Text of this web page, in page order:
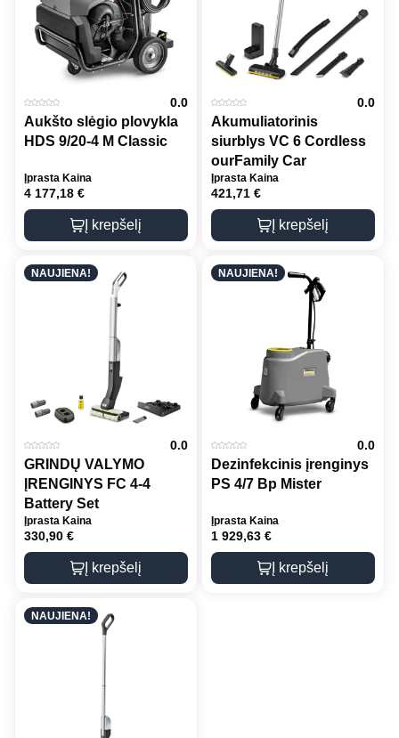
0.0
Aukšto slėgio plovykla
HDS 9/20-4 M Classic
Įprasta Kaina
4 177,18 €
Į krepšelį
0.0
Akumuliatorinis
siurblys VC 6 Cordless
ourFamily Car
Įprasta Kaina
421,71 €
Į krepšelį
NAUJIENA!
0.0
GRINDŲ VALYMO
ĮRENGINYS FC 4-4
Battery Set
Įprasta Kaina
330,90 €
Į krepšelį
NAUJIENA!
0.0
Dezinfekcinis įrenginys
PS 4/7 Bp Mister
Įprasta Kaina
1 929,63 €
Į krepšelį
NAUJIENA!